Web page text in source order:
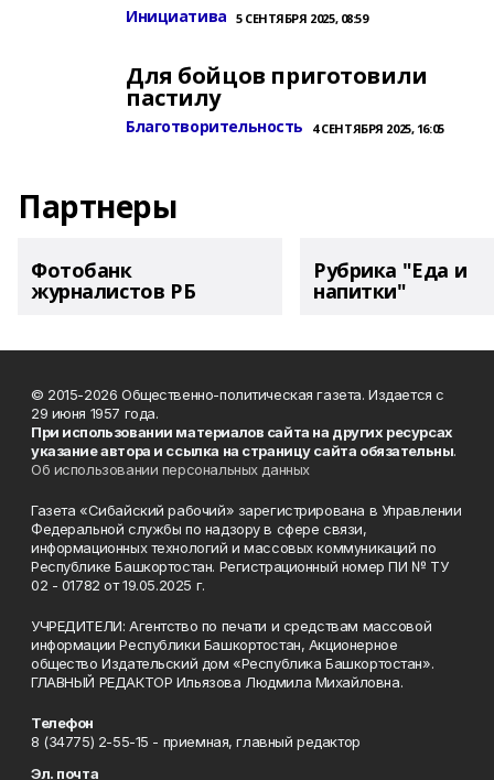
Инициатива 5 СЕНТЯБРЯ 2025, 08:59
Для бойцов приготовили
пастилу
Благотворительность 4 СЕНТЯБРЯ 2025, 16:05
Партнеры
Фотобанк
журналистов РБ
Рубрика "Еда и
напитки"
© 2015-2026 Общественно-политическая газета. Издается с
29 июня 1957 года.
При использовании материалов сайта на других ресурсах
указание автора и ссылка на страницу сайта обязательны.
Об использовании персональных данных
Газета «Сибайский рабочий» зарегистрирована в Управлении
Федеральной службы по надзору в сфере связи,
информационных технологий и массовых коммуникаций по
Республике Башкортостан. Регистрационный номер ПИ № ТУ
02 - 01782 от 19.05.2025 г.
УЧРЕДИТЕЛИ: Агентство по печати и средствам массовой
информации Республики Башкортостан, Акционерное
общество Издательский дом «Республика Башкортостан».
ГЛАВНЫЙ РЕДАКТОР Ильязова Людмила Михайловна.
Телефон
8 (34775) 2-55-15 - приемная, главный редактор
Эл. почта